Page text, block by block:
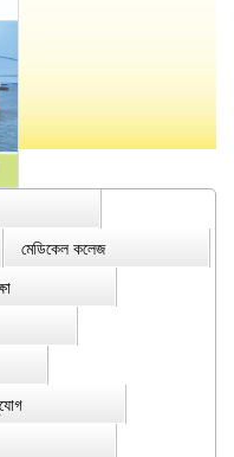
মেডিকেল কলেজ